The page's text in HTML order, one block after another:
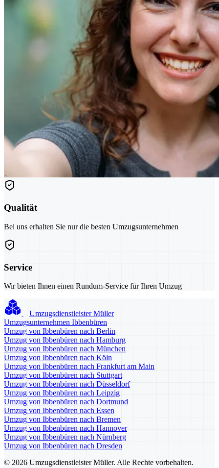
Qualität
Bei uns erhalten Sie nur die besten Umzugsunternehmen
Service
Wir bieten Ihnen einen Rundum-Service für Ihren Umzug
Umzugsdienstleister Müller
Umzugsunternehmen Ibbenbüren
Umzug von Ibbenbüren nach Berlin
Umzug von Ibbenbüren nach Hamburg
Umzug von Ibbenbüren nach München
Umzug von Ibbenbüren nach Köln
Umzug von Ibbenbüren nach Frankfurt am Main
Umzug von Ibbenbüren nach Stuttgart
Umzug von Ibbenbüren nach Düsseldorf
Umzug von Ibbenbüren nach Leipzig
Umzug von Ibbenbüren nach Dortmund
Umzug von Ibbenbüren nach Essen
Umzug von Ibbenbüren nach Bremen
Umzug von Ibbenbüren nach Hannover
Umzug von Ibbenbüren nach Nürnberg
Umzug von Ibbenbüren nach Dresden
© 2026 Umzugsdienstleister Müller. Alle Rechte vorbehalten.